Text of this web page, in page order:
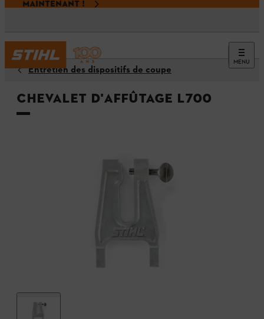
MAINTENANT !
MENU
Entretien des dispositifs de coupe
Chevalet d'affûtage L700